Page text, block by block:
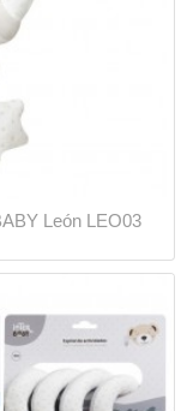
León LEO03